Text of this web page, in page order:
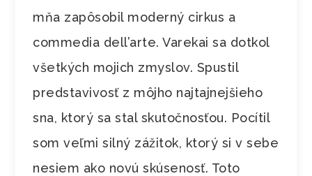
mňa zapôsobil moderný cirkus a
commedia dell’arte. Varekai sa dotkol
všetkých mojich zmyslov. Spustil
predstavivosť z môjho najtajnejšieho
sna, ktorý sa stal skutočnosťou. Pocítil
som veľmi silný zážitok, ktorý si v sebe
nesiem ako novú skúsenosť. Toto